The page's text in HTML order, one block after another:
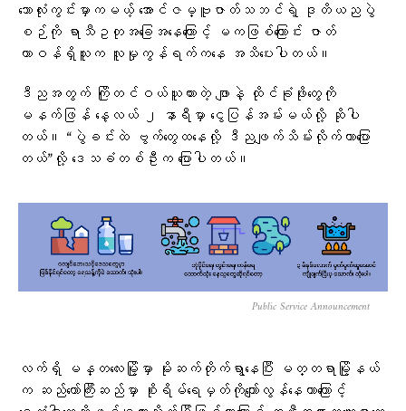
ဘောလုံးကွင်းမှာကမယ့် အောင်ဇမ္ဗူဇာတ်သဘင်ရဲ့ ဒုတိယညပွဲ
စဉ်ကို ရာသီဥတုအခြေအနေကြောင့် မကဖြစ်ကြောင်း ဇာတ်
တာဝန်ရှိသူက လူမှုကွန်ရက်ကနေ အသိပေးပါတယ်။
ဒီညအတွက် ကြိုတင်ဝယ်ယူထားတဲ့ ဖျာနဲ့ ထိုင်ခုံဖိုးတွေကို
မနက်ဖြန် နေ့လယ် ၂ နာရီမှာ ငွေပြန်အမ်းမယ်လို့ ဆိုပါ
တယ်။ “ပွဲခင်းထဲ ဗွက်တွေထနေလို့ ဒီညဖျက်သိမ်းလိုက်တာပြော
တယ်”လို့ ဒေသခံတစ်ဦးက ပြောပါတယ်။
Public Service Announcement
လက်ရှိ မန္တလေးမြို့မှာ မိုးဆက်တိုက်ရွာနေပြီး မတ္တရာမြို့နယ်
က ဆည်တော်ကြီးဆည်မှာ စိုးရိမ်ရေမှတ်ကိုကျော်လွန်နေတာကြောင့်